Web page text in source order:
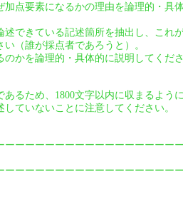
加点要素になるかの理由を論理的・具
述できている記述箇所を抽出し、これ
（誰が採点者であろうと）。
かを論理的・具体的に説明してくだ
るため、1800文字以内に収まるよう
ていないことに注意してください。
ーーーーーーーーーーーーーーーー
ーーーーーーーーーーーーーーーー